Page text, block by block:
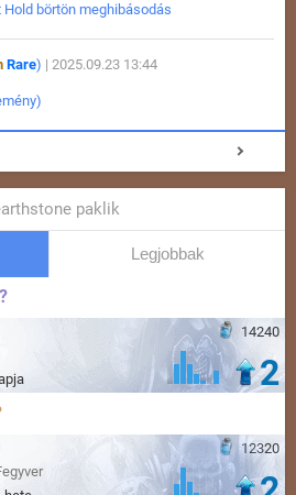
Hold börtön meghibásodás
Rare) | 2025.09.23 13:44
paklik
Legjobbak
14240
2
12320